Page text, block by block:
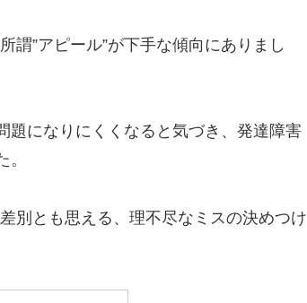
謂”アピール”が下手な傾向にありまし
題になりにくくなると気づき、発達障害
別とも思える、理不尽なミスの決めつけ